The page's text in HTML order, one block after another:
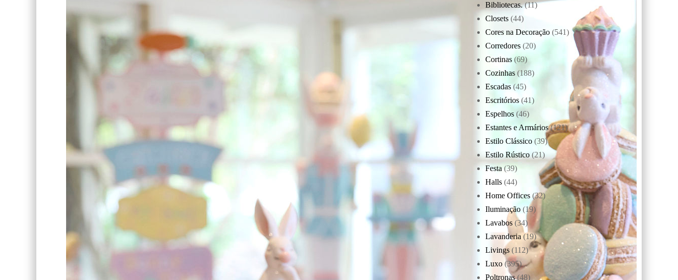
Bibliotecas. (11)
Closets (44)
Cores na Decoração (541)
Corredores (20)
Cortinas (69)
Cozinhas (188)
Escadas (45)
Escritórios (41)
Espelhos (46)
Estantes e Armários (121)
Estilo Clássico (39)
Estilo Rústico (21)
Festa (39)
Halls (44)
Home Offices (32)
Iluminação (19)
Lavabos (34)
Lavanderia (19)
Livings (112)
Luxo (395)
Poltronas (48)